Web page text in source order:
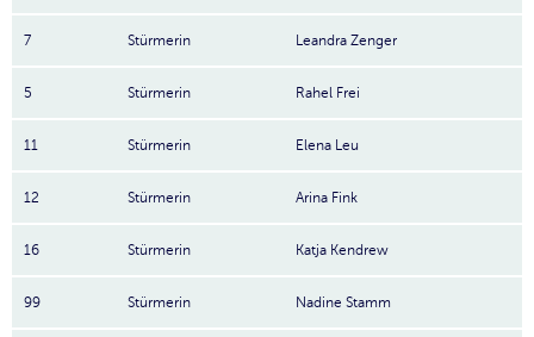
7 Stürmerin Leandra Zenger
5 Stürmerin Rahel Frei
11 Stürmerin Elena Leu
12 Stürmerin Arina Fink
16 Stürmerin Katja Kendrew
99 Stürmerin Nadine Stamm